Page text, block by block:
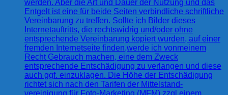
werden. Aber die Art und Dauer der Nutzung und das
Entgelt ist eine für beide Seiten verbindliche schriftliche
Vereinbarung zu treffen. Sollte ich Bilder dieses
Internetauftritts, die rechtswidrig und/oder ohne
entsprechende Vereinbarung kopiert wurden, auf einer
fremden Internetseite finden,werde ich vonmeinem
Recht Gebrauch machen, eine dem Zweck
entsprechende Entschädigung zu verlangen und diese
auch ggf. einzuklagen. Die Höhe der Entschädigung
richtet sich nach den Tarifen der Mittelstand-
vereinigung für Foto-Marketing (MFM) zzgl.einem